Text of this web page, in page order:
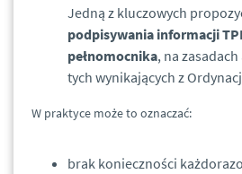
Jedną z kluczowych
podpisywania informacji
pełnomocnika, na
tych wynikających z
W praktyce może to oznaczać:
brak konieczności